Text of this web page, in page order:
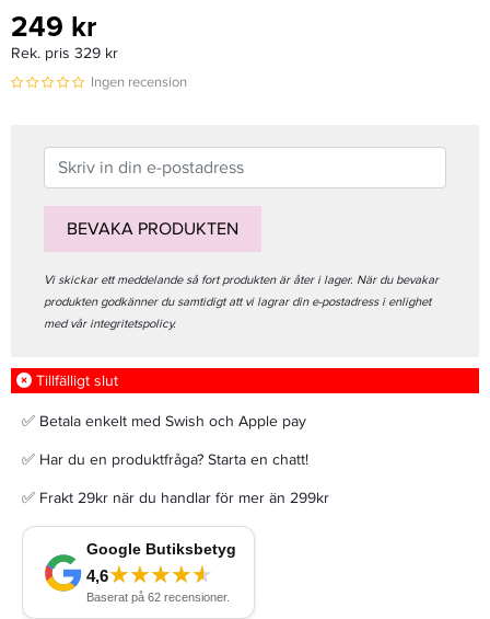
249 kr
Rek. pris 329 kr
Ingen recension
BEVAKA PRODUKTEN
Vi skickar ett meddelande så fort produkten är åter i lager. När du bevakar
produkten godkänner du samtidigt att vi lagrar din e-postadress i enlighet
med vår integritetspolicy.
Tillfälligt slut
✅ Betala enkelt med Swish och Apple pay
✅ Har du en produktfråga? Starta en chatt!
✅ Frakt 29kr när du handlar för mer än 299kr